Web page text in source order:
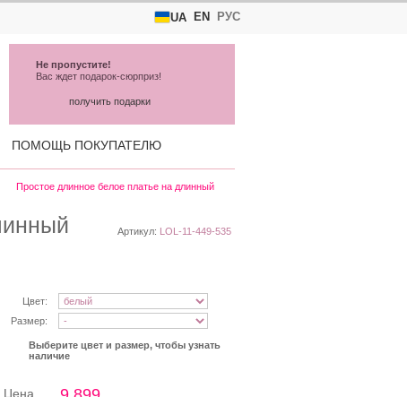
UA EN РУС
Артикул: LOL-11-449-535
Цвет:
Размер:
Выберите цвет и размер, чтобы узнать
наличие
Цена
Простое длинное белое платье на длинный
ПОМОЩЬ ПОКУПАТЕЛЮ
Не пропустите!
Вас ждет подарок-сюрприз!
получить подарки